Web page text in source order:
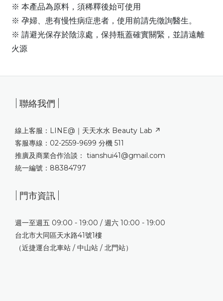
※ 本產品為原料，須稀釋後始可使用
※ 孕婦、患有慢性病症患者，使用前請先徵詢醫生。
※ 請避光保存於陰涼處，保持瓶蓋確實關緊，並請遠離
火源
| 聯絡我們 |
線上客服：LINE@｜ 天天水水 Beauty Lab ↗
客服專線：02-2559-9699 分機 511
推廣及商業合作洽談： tianshui41@gmail.com
統一編號：88384797
| 門市資訊 |
週一至週五 09:00 - 19:00 / 週六 10:00 - 19:00
台北市大同區天水路41號1樓
（近捷運台北車站 / 中山站 / 北門站）